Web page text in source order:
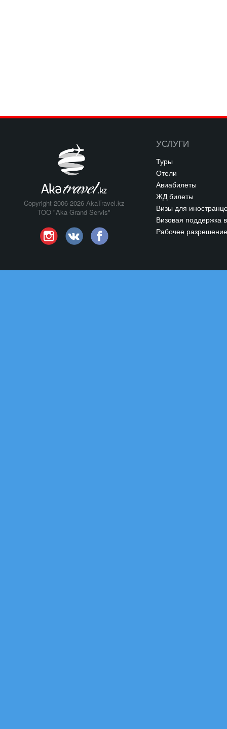
Copyright 2006-2026 AkaTravel.kz
TOO "Aka Grand Servis"
УСЛУГИ
Туры
Отели
Авиабилеты
ЖД билеты
Визы для
Визовая поддержка
Рабочее разрешение